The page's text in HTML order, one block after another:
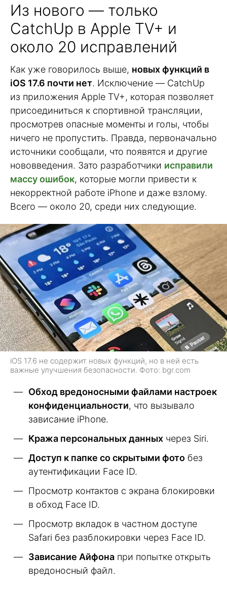
Из нового — только
CatchUp в Apple TV+ и
около 20 исправлений
Как уже говорилось выше, новых функций в
iOS 17.6 почти нет. Исключение — CatchUp
из приложения Apple TV+, которая позволяет
присоединиться к спортивной трансляции,
просмотрев опасные моменты и голы, чтобы
ничего не пропустить. Правда, первоначально
источники сообщали, что появятся и другие
нововведения. Зато разработчики исправили
массу ошибок, которые могли привести к
некорректной работе iPhone и даже взлому.
Всего — около 20, среди них следующие.
iOS 17.6 не содержит новых функций, но в ней есть
важные улучшения безопасности. Фото: bgr.com
Обход вредоносными файлами настроек
конфиденциальности, что вызывало
зависание iPhone.
Кража персональных данных через Siri.
Доступ к папке со скрытыми фото без
аутентификации Face ID.
Просмотр контактов с экрана блокировки
в обход Face ID.
Просмотр вкладок в частном доступе
Safari без разблокировки через Face ID.
Зависание Айфона при попытке открыть
вредоносный файл.